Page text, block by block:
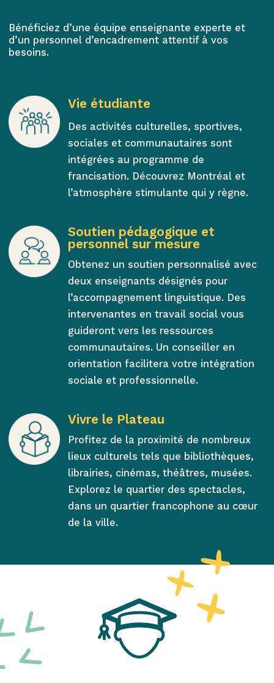
Bénéficiez d’une équipe enseignante experte et
d’un personnel d’encadrement attentif à vos
besoins.
Vie étudiante
Des activités culturelles, sportives,
sociales et communautaires sont
intégrées au programme de
francisation. Découvrez Montréal et
l’atmosphère stimulante qui y règne.
Soutien pédagogique et
personnel sur mesure
Obtenez un soutien personnalisé avec
deux enseignants désignés pour
l’accompagnement linguistique. Des
intervenantes en travail social vous
guideront vers les ressources
communautaires. Un conseiller en
orientation facilitera votre intégration
sociale et professionnelle.
Vivre le Plateau
Profitez de la proximité de nombreux
lieux culturels tels que bibliothèques,
librairies, cinémas, théâtres, musées.
Explorez le quartier des spectacles,
dans un quartier francophone au cœur
de la ville.